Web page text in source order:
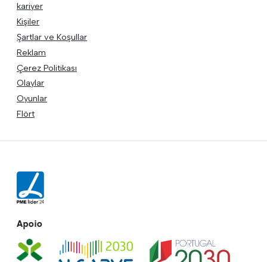
kariyer
Kişiler
Şartlar ve Koşullar
Reklam
Çerez Politikası
Olaylar
Oyunlar
Flört
Apoio